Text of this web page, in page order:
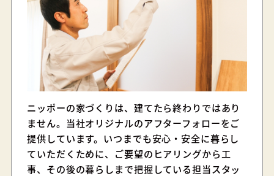
ニッポーの家づくりは、建てたら終わりではあり
ません。当社オリジナルのアフターフォローをご
提供しています。いつまでも安心・安全に暮らし
ていただくために、ご要望のヒアリングから工
事、その後の暮らしまで把握している担当スタッ